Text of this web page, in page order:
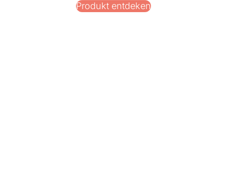
Produkt entdeken